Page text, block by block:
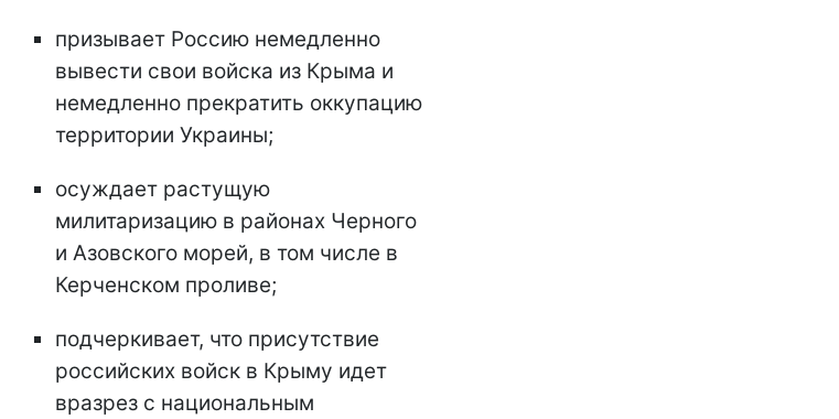
призывает Россию немедленно
вывести свои войска из Крыма и
немедленно прекратить оккупацию
территории Украины;
осуждает растущую
милитаризацию в районах Черного
и Азовского морей, в том числе в
Керченском проливе;
подчеркивает, что присутствие
российских войск в Крыму идет
вразрез с национальным